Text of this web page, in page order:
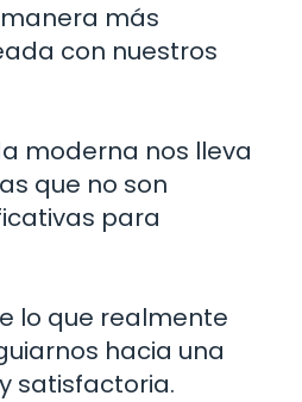
más
con nuestros
moderna nos lleva
que no son
para
lo que realmente
hacia una
satisfactoria.